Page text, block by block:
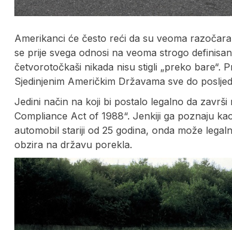
Amerikanci će često reći da su veoma
se prije svega odnosi na veoma strogo
četvorotočkaši nikada nisu stigli „preko bare“.
Sjedinjenim Američkim Državama sve do
Jedini način na koji bi postalo legalno da
Compliance Act of 1988“. Jenkiji ga poznaju
automobil stariji od 25 godina, onda može
obzira na državu porekla.